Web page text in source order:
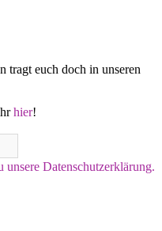
tragt euch doch in unseren
hier!
Datenschutzerklärung.